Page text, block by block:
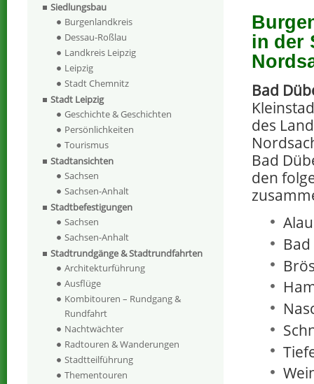
in der
Bad
des
Bad
den
Siedlungsbau
Burgenlandkreis
Dessau-Roßlau
Landkreis Leipzig
Leipzig
Stadt Chemnitz
Stadt Leipzig
Geschichte & Geschichten
Persönlichkeiten
Tourismus
Stadtansichten
Sachsen
Sachsen-Anhalt
Stadtbefestigungen
Sachsen
Sachsen-Anhalt
Stadtrundgänge & Stadtrundfahrten
Architekturführung
Ausflüge
Kombitouren – Rundgang &
Rundfahrt
Nachtwächter
Radtouren & Wanderungen
Stadtteilführung
Thementouren